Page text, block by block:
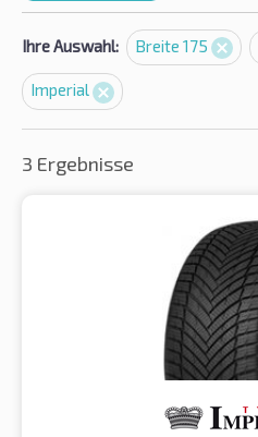
Ihre Auswahl: Breite 175
Imperial
3 Ergebnisse